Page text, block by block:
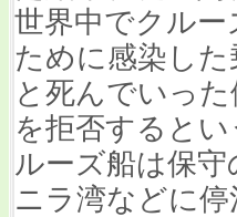
世界中でクル
ために感染し
と死んでいっ
を拒否すると
ルーズ船は保
ニラ湾などに停